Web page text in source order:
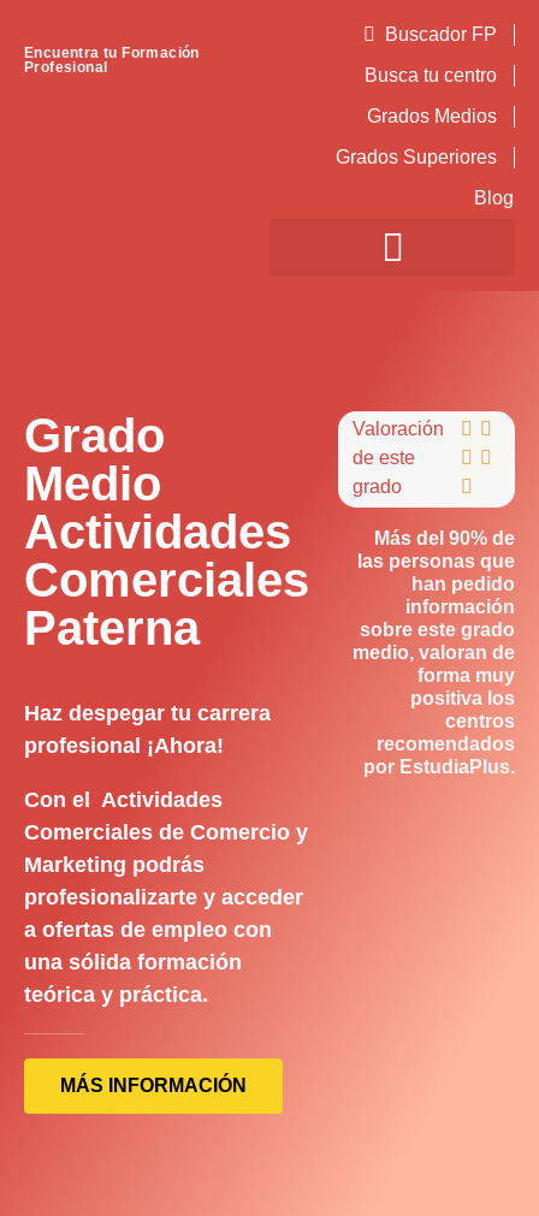
Encuentra tu Formación
Profesional
Buscador FP
Busca tu centro
Grados Medios
Grados Superiores
Blog
Grado
Medio
Actividades
Comerciales
Paterna
Haz despegar tu carrera
profesional ¡Ahora!
Con el Actividades
Comerciales de Comercio y
Marketing podrás
profesionalizarte y acceder
a ofertas de empleo con
una sólida formación
teórica y práctica.
MÁS INFORMACIÓN
Valoración
de este
grado
 
 

Más del 90% de
las personas que
han pedido
información
sobre este grado
medio, valoran de
forma muy
positiva los
centros
recomendados
por EstudiaPlus.